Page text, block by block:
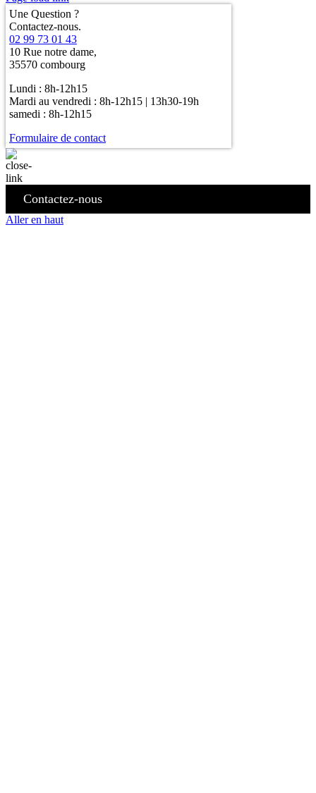
Une Question ?
Contactez-nous.
02 99 73 01 43
10 Rue notre dame,
35570 combourg
Lundi : 8h-12h15
Mardi au vendredi : 8h-12h15 | 13h30-19h
samedi : 8h-12h15
Formulaire de contact
Contactez-nous
Aller en haut